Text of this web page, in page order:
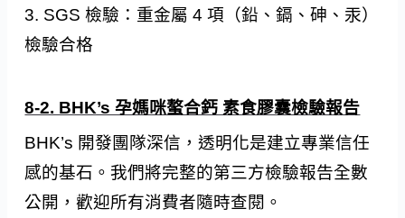
3. SGS 檢驗：重金屬 4 項（鉛、鎘、砷、汞）
檢驗合格
8-2. BHK’s 孕媽咪螯合鈣 素食膠囊檢驗報告
BHK’s 開發團隊深信，透明化是建立專業信任
感的基石。我們將完整的第三方檢驗報告全數
公開，歡迎所有消費者隨時查閱。